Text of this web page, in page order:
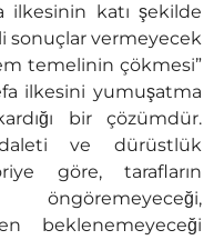
ilkesinin katı şekilde
sonuçlar vermeyecek
temelinin çökmesi”
ilkesini yumuşatma
bir çözümdür.
ve dürüstlük
göre, tarafların
beklenemeyeceği